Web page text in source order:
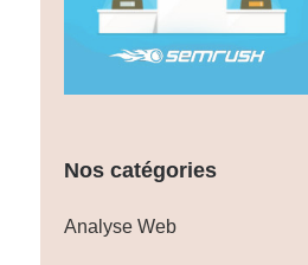
Nos catégories
Analyse Web